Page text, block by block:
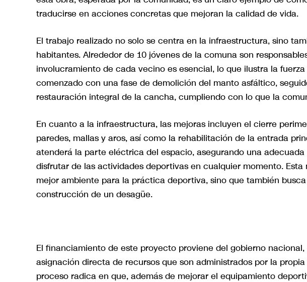
traducirse en acciones concretas que mejoran la calidad de vida.
El trabajo realizado no solo se centra en la infraestructura, sino
habitantes. Alrededor de 10 jóvenes de la comuna son
involucramiento de cada vecino es esencial, lo que ilustra la
comenzado con una fase de demolición del manto asfáltico,
restauración integral de la cancha, cumpliendo con lo que la
En cuanto a la infraestructura, las mejoras incluyen el cierre
paredes, mallas y aros, así como la rehabilitación de la entrada
atenderá la parte eléctrica del espacio, asegurando una
disfrutar de las actividades deportivas en cualquier momento.
mejor ambiente para la práctica deportiva, sino que también
construcción de un desagüe.
El financiamiento de este proyecto proviene del gobierno
asignación directa de recursos que son administrados por la
proceso radica en que, además de mejorar el equipamiento